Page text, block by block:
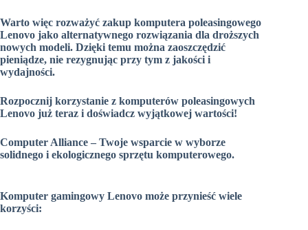
Warto więc rozważyć zakup komputera poleasingowego
Lenovo jako alternatywnego rozwiązania dla droższych
nowych modeli. Dzięki temu można zaoszczędzić
pieniądze, nie rezygnując przy tym z jakości i
wydajności.
Rozpocznij korzystanie z komputerów poleasingowych
Lenovo już teraz i doświadcz wyjątkowej wartości!
Computer Alliance – Twoje wsparcie w wyborze
solidnego i ekologicznego sprzętu komputerowego.
Komputer gamingowy Lenovo może przynieść wiele
korzyści: